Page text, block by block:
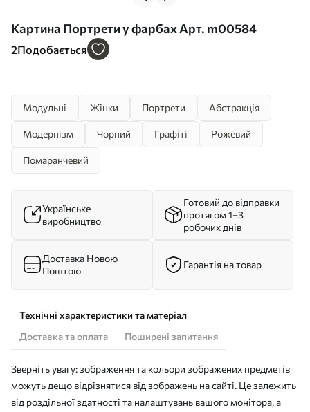
Картина Портрети у фарбах Арт. m00584
2Подобається
Модульні Жінки Портрети Абстракція
Модернізм Чорний Графіті Рожевий
Помаранчевий
Українське
виробництво
Готовий до відправки
протягом 1–3
робочих днів
Доставка Новою
Поштою
Гарантія на товар
Технічні характеристики та матеріал
Доставка та оплата
Поширені запитання
Зверніть увагу: зображення та кольори зображених предметів
можуть дещо відрізнятися від зображень на сайті. Це залежить
від роздільної здатності та налаштувань вашого монітора, а